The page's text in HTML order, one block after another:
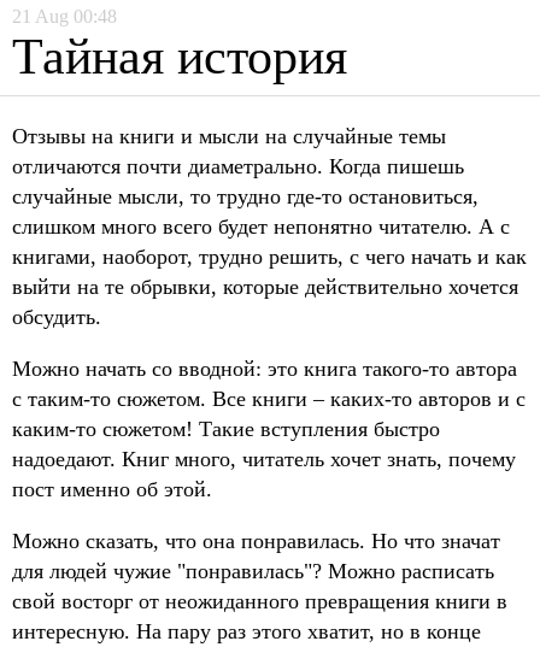
21 Aug 00:48
Тайная история
Отзывы на книги и мысли на случайные темы
отличаются почти диаметрально. Когда пишешь
случайные мысли, то трудно где-то остановиться,
слишком много всего будет непонятно читателю. А с
книгами, наоборот, трудно решить, с чего начать и как
выйти на те обрывки, которые действительно хочется
обсудить.
Можно начать со вводной: это книга такого-то автора
с таким-то сюжетом. Все книги – каких-то авторов и с
каким-то сюжетом! Такие вступления быстро
надоедают. Книг много, читатель хочет знать, почему
пост именно об этой.
Можно сказать, что она понравилась. Но что значат
для людей чужие "понравилась"? Можно расписать
свой восторг от неожиданного превращения книги в
интересную. На пару раз этого хватит, но в конце